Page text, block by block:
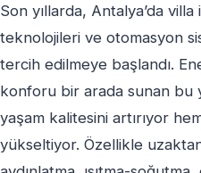
Son yıllarda, Antalya’da villa
teknolojileri ve otomasyon
tercih edilmeye başlandı.
konforu bir arada sunan bu
yaşam kalitesini artırıyor
yükseltiyor. Özellikle